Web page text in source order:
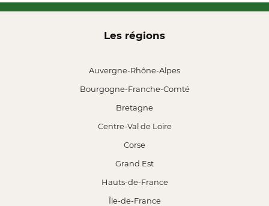
Les régions
Auvergne-Rhône-Alpes
Bourgogne-Franche-Comté
Bretagne
Centre-Val de Loire
Corse
Grand Est
Hauts-de-France
Île-de-France